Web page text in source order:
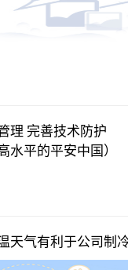
理 完善技术防护
水平的平安中国）
天气有利于公司制